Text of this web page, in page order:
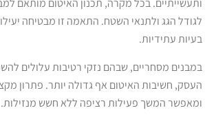
ותעשייתיים. בכל מקרה, תכנון האיטום מותאם
לגודל הגג ולתנאי השטח. התאמה זו מבטיחה
בעיות עתידיות.
במבנים מסחריים, שבהם נזקי רטיבות עלולים
העסק, חשיבות האיטום אף גדולה יותר. פתרון
ומאפשר המשך פעילות רציפה ללא חשש מנזילות.